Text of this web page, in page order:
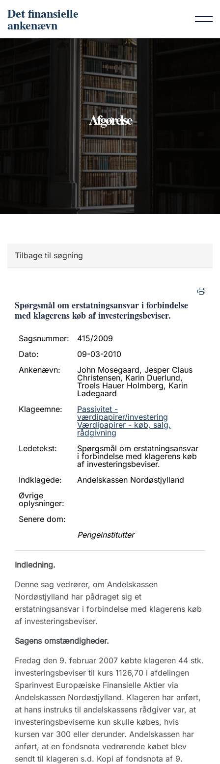
Det finansielle
ankenævn
Afgørelse
Tilbage til søgning
Spørgsmål om erstatningsansvar i forbindelse
med klagerens køb af investeringsbeviser.
Sagsnummer:
415/2009
Dato:
09-03-2010
Ankenævn:
John Mosegaard, Jesper Claus
Christensen, Karin Duerlund,
Troels Hauer Holmberg, Karin
Ladegaard
Klageemne:
Passivitet -
værdipapirer/investering
Værdipapirer - køb, salg,
rådgivning
Ledetekst:
Spørgsmål om erstatningsansvar
i forbindelse med klagerens køb
af investeringsbeviser.
Indklagede:
Andelskassen Nordøstjylland
Øvrige
oplysninger:
Senere dom:
Pengeinstitutter
Indledning.
Denne sag vedrører, om Andelskassen
Nordøstjylland har pådraget sig et
erstatningsansvar i forbindelse med klagerens køb
af investeringsbeviser.
Sagens omstændigheder.
Fredag den 9. februar 2007 købte klageren 44 stk.
investeringsbeviser til kurs 1126,70 i afdelingen
Sparinvest Europæiske Finansielle Aktier via
Andelskassen Nordøstjylland. Klageren har anført,
at hans instruks til andelskassens rådgiver var, at
investeringsbeviserne kun skulle købes, hvis
kursen var 300 eller derunder. Andelskassen har
anført, at en fondsnota vedrørende købet blev
sendt til klageren s.d. Kopi af fondsnota af 9.